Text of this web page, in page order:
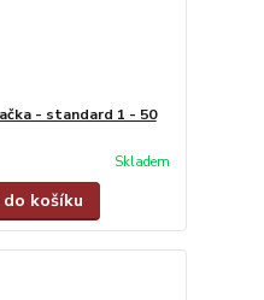
- standard 1 - 50
Skladem
košíku